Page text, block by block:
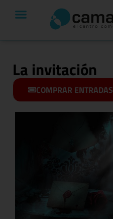
La invitación
COMPRAR ENTRADAS